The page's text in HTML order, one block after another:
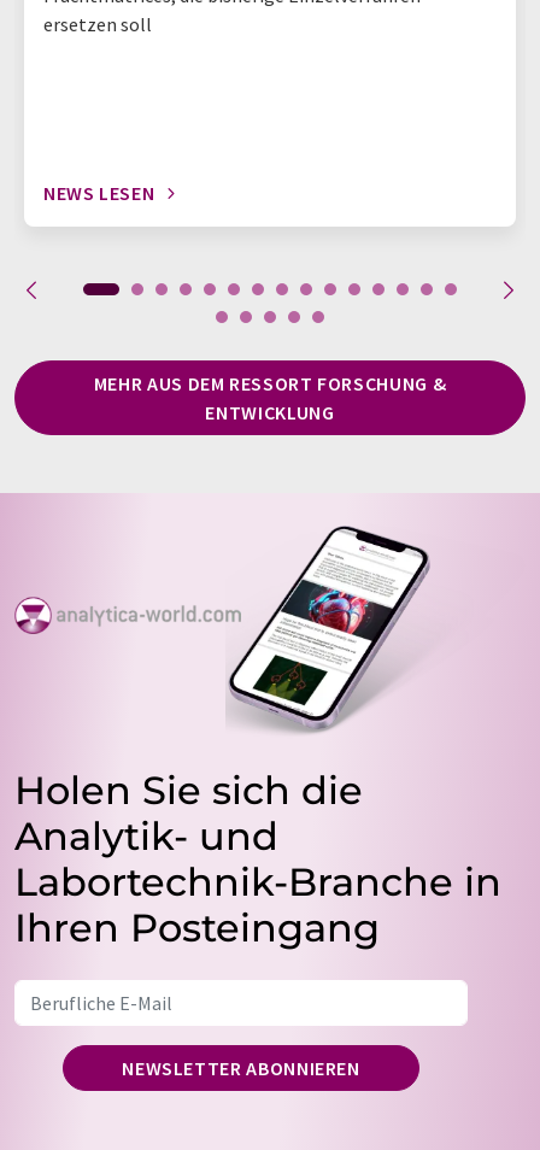
ersetzen soll
NEWS LESEN
MEHR AUS DEM RESSORT FORSCHUNG &
ENTWICKLUNG
Holen Sie sich die
Analytik- und
Labortechnik-Branche in
Ihren Posteingang
NEWSLETTER ABONNIEREN